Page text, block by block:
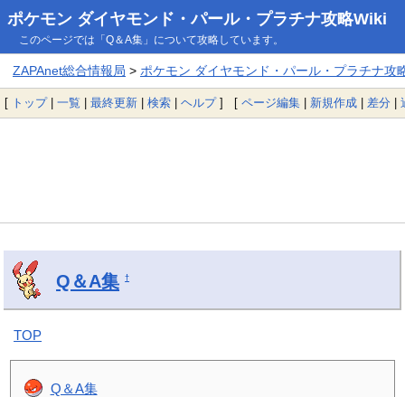
ポケモン ダイヤモンド・パール・プラチナ攻略Wiki
このページでは「Q＆A集」について攻略しています。
ZAPAnet総合情報局 > ポケモン ダイヤモンド・パール・プラチナ攻
[ トップ| 一覧 | 最終更新 | 検索 | ヘルプ] [ ページ編集 | 新規作成 | 差分 |
Q＆A集 †
TOP
Q＆A集